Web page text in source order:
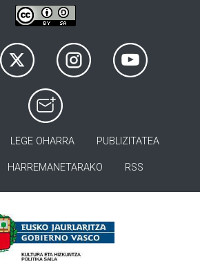
LEGE OHARRA PUBLIZITATEA
HARREMANETARAKO RSS